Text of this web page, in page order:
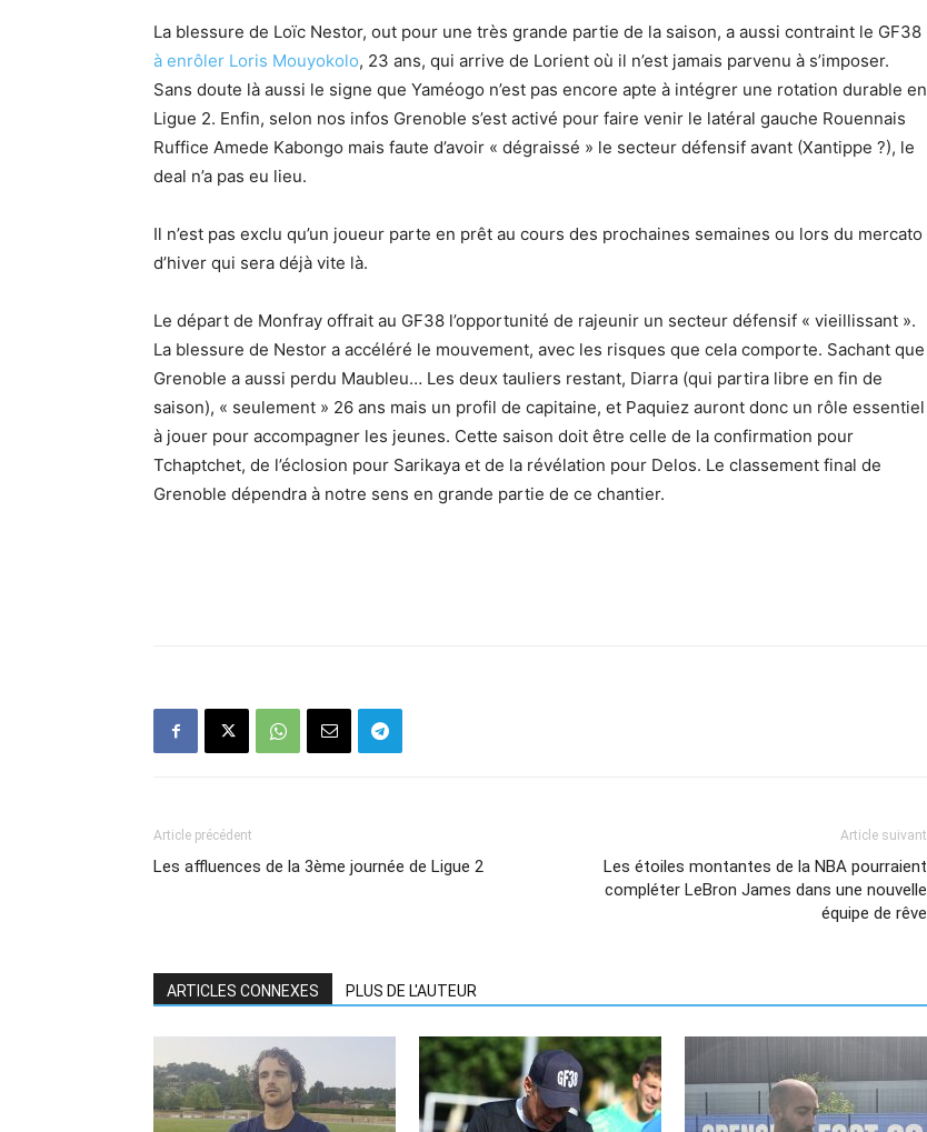
La blessure de Loïc Nestor, out pour une très grande partie de la saison, a aussi contraint le GF38
à enrôler Loris Mouyokolo, 23 ans, qui arrive de Lorient où il n’est jamais parvenu à s’imposer.
Sans doute là aussi le signe que Yaméogo n’est pas encore apte à intégrer une rotation durable en
Ligue 2. Enfin, selon nos infos Grenoble s’est activé pour faire venir le latéral gauche Rouennais
Ruffice Amede Kabongo mais faute d’avoir « dégraissé » le secteur défensif avant (Xantippe ?), le
deal n’a pas eu lieu.
Il n’est pas exclu qu’un joueur parte en prêt au cours des prochaines semaines ou lors du mercato
d’hiver qui sera déjà vite là.
Le départ de Monfray offrait au GF38 l’opportunité de rajeunir un secteur défensif « vieillissant ».
La blessure de Nestor a accéléré le mouvement, avec les risques que cela comporte. Sachant que
Grenoble a aussi perdu Maubleu… Les deux tauliers restant, Diarra (qui partira libre en fin de
saison), « seulement » 26 ans mais un profil de capitaine, et Paquiez auront donc un rôle essentiel
à jouer pour accompagner les jeunes. Cette saison doit être celle de la confirmation pour
Tchaptchet, de l’éclosion pour Sarikaya et de la révélation pour Delos. Le classement final de
Grenoble dépendra à notre sens en grande partie de ce chantier.
Article précédent
Les affluences de la 3ème journée de Ligue 2
Article suivant
Les étoiles montantes de la NBA pourraient
compléter LeBron James dans une nouvelle
équipe de rêve
ARTICLES CONNEXES PLUS DE L'AUTEUR